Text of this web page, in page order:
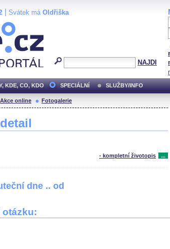
Svátek má Oldřiška
NAJDI
KDE, CO, KDO SPECIÁLNÍ SLUŽBY/INFO
Akce online Fotogalerie
- kompletní životopis ...
dne .. od
otázku: